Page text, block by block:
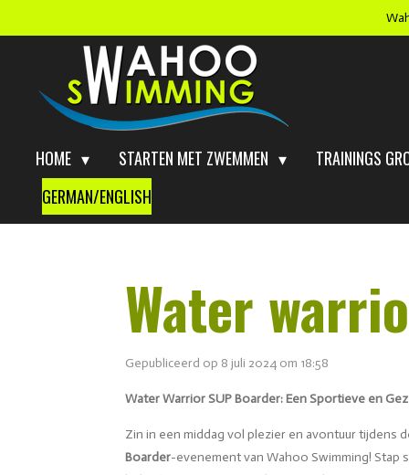
hoofdinhoud
HOME STARTEN MET ZWEMMEN TRAININGS
GERMAN/ENGLISH
Water
Gepubliceerd op 8 juli 2024 om 18:58
Water Warrior SUP Boarder: Een Sportieve en
Zin in een middag vol plezier en avontuur tijdens
Boarder-evenement van Wahoo Swimming! Stap